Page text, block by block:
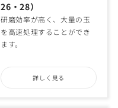
26・28）
研磨効率が高く、大量の玉
を高速処理することができ
ます。
詳しく見る